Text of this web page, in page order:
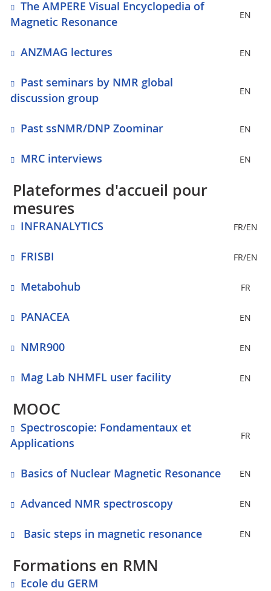
The AMPERE Visual Encyclopedia of
Magnetic Resonance
EN
ANZMAG lectures EN
Past seminars by NMR global
discussion group
EN
Past ssNMR/DNP Zoominar EN
MRC interviews EN
Plateformes d'accueil pour
mesures
INFRANALYTICS FR/EN
FRISBI FR/EN
Metabohub FR
PANACEA EN
NMR900 EN
Mag Lab NHMFL user facility EN
MOOC
Spectroscopie: Fondamentaux et
Applications
FR
Basics of Nuclear Magnetic Resonance EN
Advanced NMR spectroscopy EN
Basic steps in magnetic resonance EN
Formations en RMN
Ecole du GERM